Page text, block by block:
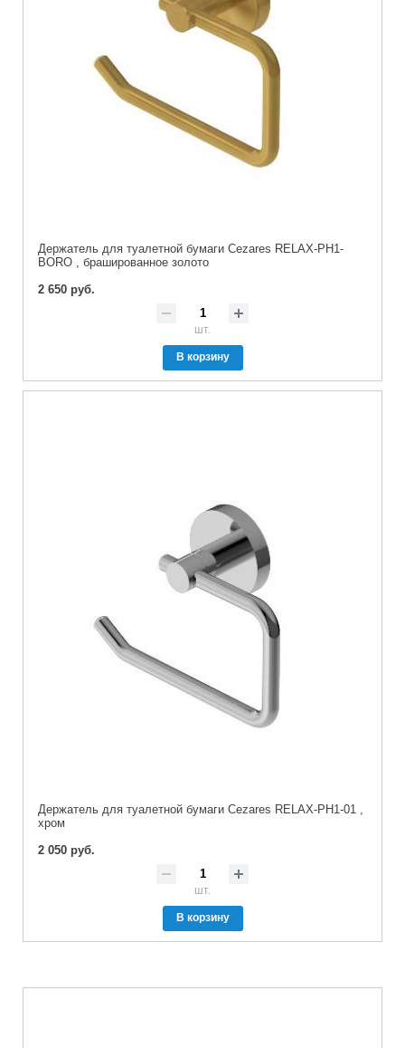
Держатель для туалетной бумаги Cezares RELAX-PH1-
BORO , брашированное золото
2 650 руб.
шт.
В корзину
Держатель для туалетной бумаги Cezares RELAX-PH1-01 ,
хром
2 050 руб.
шт.
В корзину